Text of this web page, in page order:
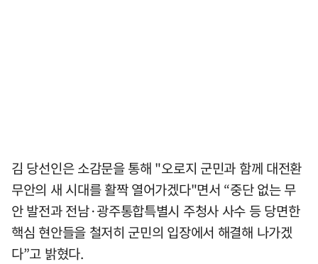
김 당선인은 소감문을 통해 "오로지 군민과 함께 대전환
무안의 새 시대를 활짝 열어가겠다"면서 “중단 없는 무
안 발전과 전남·광주통합특별시 주청사 사수 등 당면한
핵심 현안들을 철저히 군민의 입장에서 해결해 나가겠
다”고 밝혔다.